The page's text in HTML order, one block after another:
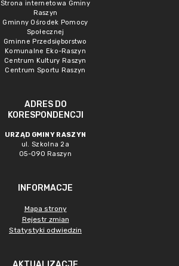
Strona internetowa Gminy
Raszyn
Gminny Ośrodek Pomocy
Społecznej
Gminne Przedsięborstwo
Komunalne Eko-Raszyn
Centrum Kultury Raszyn
Centrum Sportu Raszyn
ADRES DO
KORESPONDENCJI
URZĄD GMINY RASZYN
ul. Szkolna 2a
05-090 Raszyn
INFORMACJE
Mapa strony
Rejestr zmian
Statystyki odwiedzin